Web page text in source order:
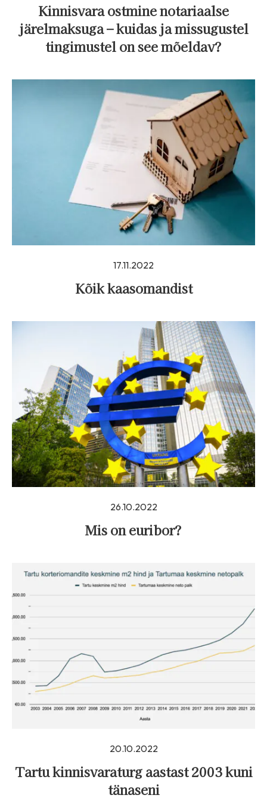
Kinnisvara ostmine notariaalse
järelmaksuga – kuidas ja missugustel
tingimustel on see mõeldav?
17.11.2022
Kõik kaasomandist
26.10.2022
Mis on euribor?
20.10.2022
Tartu kinnisvaraturg aastast 2003 kuni
tänaseni